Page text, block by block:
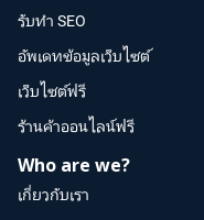
รับทำ SEO
อัพเดทข้อมูลเว็บไซต์
เว็บไซต์ฟรี
ร้านค้าออนไลน์ฟรี
Who are we?
เกี่ยวกับเรา